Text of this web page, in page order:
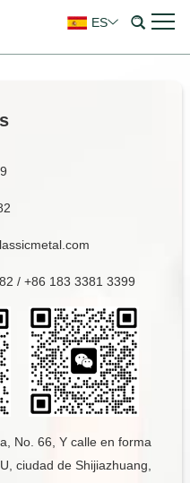
ES
/ +86 183 3381 3399
No. 66, Y calle en forma
ciudad de Shijiazhuang,